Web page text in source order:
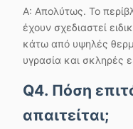
Α: Απολύτως. Το
έχουν σχεδιαστεί
κάτω από υψηλές
υγρασία και σκληρές
Q4. Πόση
απαιτείται;